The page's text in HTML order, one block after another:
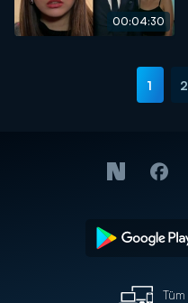
00:04:30
1 2
Tüm